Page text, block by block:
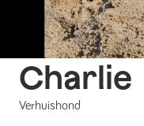
Charlie
Verhuishond